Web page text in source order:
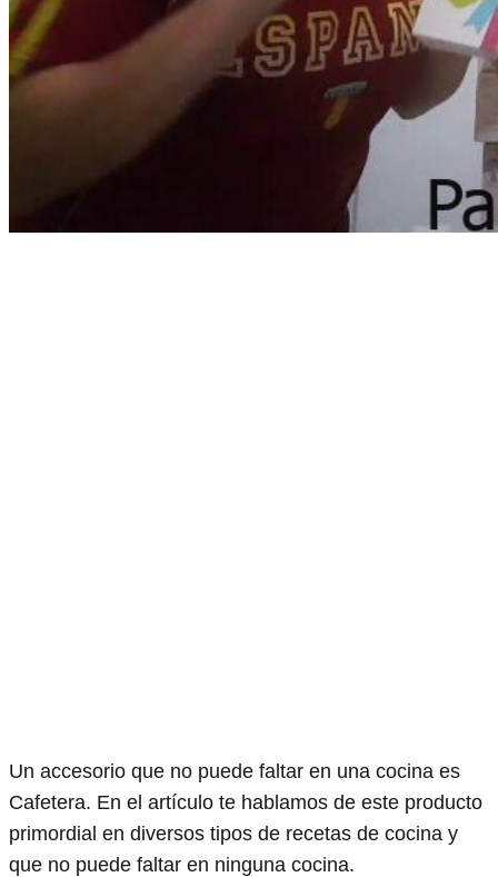
Un accesorio que no puede faltar en una cocina es
Cafetera. En el artículo te hablamos de este producto
primordial en diversos tipos de recetas de cocina y
que no puede faltar en ninguna cocina.